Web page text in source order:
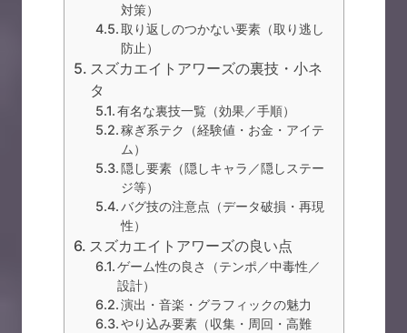
対策）
取り返しのつかない要素（取り逃し
防止）
スズカエイトアワーズの裏技・小ネ
タ
有名な裏技一覧（効果／手順）
稼ぎ系テク（経験値・お金・アイテ
ム）
隠し要素（隠しキャラ／隠しステー
ジ等）
バグ技の注意点（データ破損・再現
性）
スズカエイトアワーズの良い点
ゲーム性の良さ（テンポ／中毒性／
設計）
演出・音楽・グラフィックの魅力
やり込み要素（収集・周回・高難